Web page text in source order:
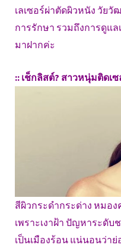
เลเซอร์ผ่าตัดผิวหนัง วัย
การรักษา รวมถึงการดูแ
มาฝากค่ะ
:: เช็กลิสต์? สาวหนุ่มติดเ
สีผิวกระดำกระด่าง หมอ
เพราะเงาฝ้า ปัญหาระดับ
เป็นเมืองร้อน แน่นอนว่า